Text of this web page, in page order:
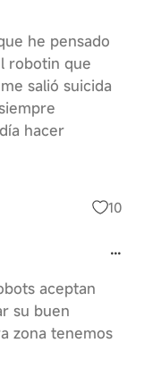
he pensado
robotin que
salió suicida
hacer
10
aceptan
su buen
zona tenemos